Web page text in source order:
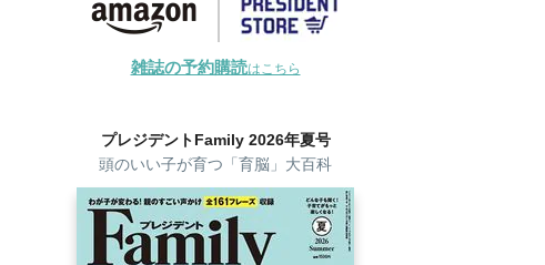
雑誌の予約購読はこちら
プレジデントFamily 2026年夏号
頭のいい子が育つ「育脳」大百科